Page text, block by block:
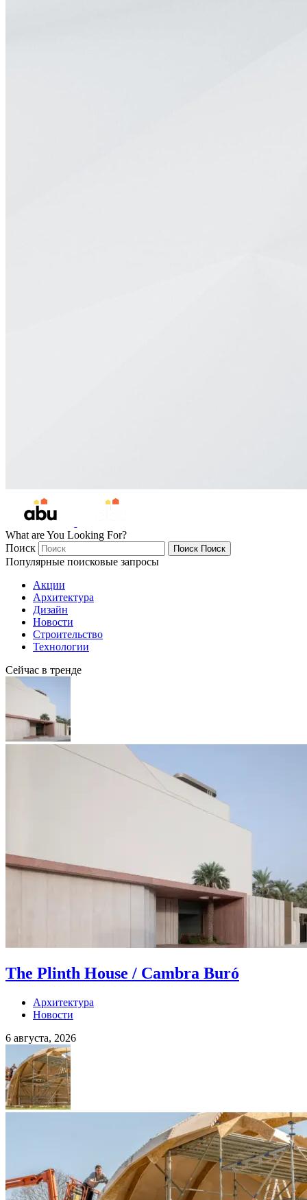
What are You Looking For?
Поиск
Поиск Поиск
Популярные поисковые запросы
Акции
Архитектура
Дизайн
Новости
Строительство
Технологии
Сейчас в тренде
The Plinth House / Cambra Buró
Архитектура
Новости
6 августа, 2026